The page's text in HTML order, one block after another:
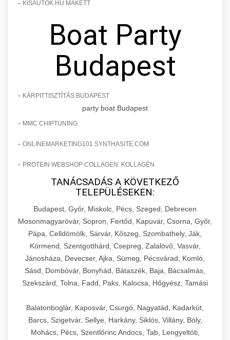
- KISAUTOK.HU MAKETT
Boat Party
Budapest
- KÁRPITTISZTÍTÁS BUDAPEST
party boat Budapest
- MMC CHIPTUNING
- ONLINEMARKETING101.SYNTHASITE.COM
- PROTEIN WEBSHOP COLLAGEN: KOLLAGÉN
TANÁCSADÁS A KÖVETKEZŐ
TELEPÜLÉSEKEN:
Budapest, Győr, Miskolc, Pécs, Szeged, Debrecen
Mosonmagyaróvár, Sopron, Fertőd, Kapuvár, Csorna, Győr,
Pápa, Celldömölk, Sárvár, Kőszeg, Szombathely, Ják,
Körmend, Szentgotthárd, Csepreg, Zalalövő, Vasvár,
Jánosháza, Devecser, Ajka, Sümeg, Pécsvárad, Komló,
Sásd, Dombóvár, Bonyhád, Bátaszék, Baja, Bácsalmás,
Szekszárd, Tolna, Fadd, Paks, Kalocsa, Hőgyész, Tamási
Balatonboglár, Kaposvár, Csurgó, Nagyatád, Kadarkút,
Barcs, Szigetvár, Sellye, Harkány, Siklós, Villány, Bóly,
Mohács, Pécs, Szentlőrinc Andocs, Tab, Lengyeltóti,